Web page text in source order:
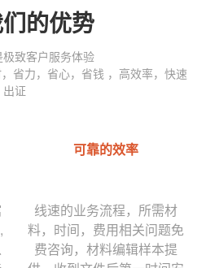
的优势
致客户服务体验
省力，省心，省钱 ，高效率，快速
出证
可靠的效率
线速的业务流程，所需材
料，时间，费用相关问题免
费咨询，材料编辑样本提